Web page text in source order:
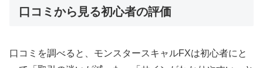
口コミから見る初心者の評価
口コミを調べると、モンスタースキャルFXは初心者にと